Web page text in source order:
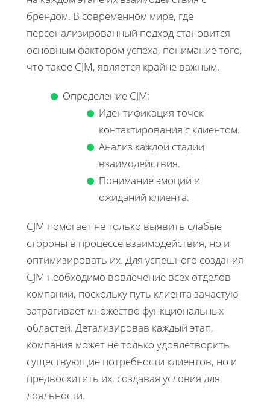
брендом. В современном мире, где
персонализированный подход становится
основным фактором успеха, понимание того,
что такое CJM, является крайне важным.
Определение CJM:
Идентификация точек
контактирования с клиентом.
Анализ каждой стадии
взаимодействия.
Понимание эмоций и
ожиданий клиента.
CJM помогает не только выявить слабые
стороны в процессе взаимодействия, но и
оптимизировать их. Для успешного создания
CJM необходимо вовлечение всех отделов
компании, поскольку путь клиента зачастую
затрагивает множество функциональных
областей. Детализировав каждый этап,
компания может не только удовлетворить
существующие потребности клиентов, но и
предвосхитить их, создавая условия для
лояльности.